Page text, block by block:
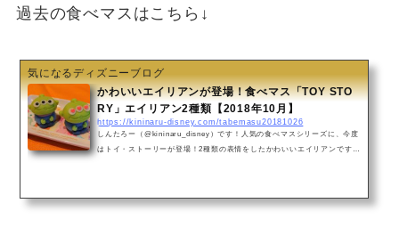
過去の食べマスはこちら↓
気になるディズニーブログ
かわいいエイリアンが登場！食べマス「TOY STO
RY」エイリアン2種類【2018年10月】
https://kininaru-disney.com/tabemasu20181026
しんたろー（@kininaru_disney）です！人気の食べマスシリーズに、今度
はトイ・ストーリーが登場！2種類の表情をしたかわいいエイリアンです！
のが食べマス。普通のお顔をしたエイリアンはマロン味の餡が入っていま